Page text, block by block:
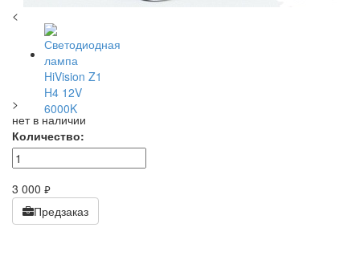
<
>
нет в наличии
Количество:
3 000 руб.
Предзаказ